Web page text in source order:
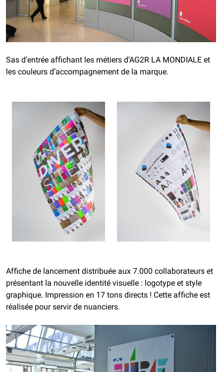
Sas d’entrée affichant les métiers d’AG2R LA MONDIALE et
les couleurs d’accompagnement de la marque.
Affiche de lancement distribuée aux 7.000 collaborateurs et
présentant la nouvelle identité visuelle : logotype et style
graphique. Impression en 17 tons directs ! Cette affiche est
réalisée pour servir de nuanciers.